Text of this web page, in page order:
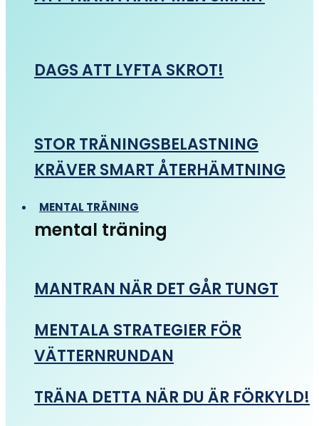
DAGS ATT LYFTA SKROT!
STOR TRÄNINGSBELASTNING
KRÄVER SMART ÅTERHÄMTNING
MENTAL TRÄNING
mental träning
MANTRAN NÄR DET GÅR TUNGT
MENTALA STRATEGIER FÖR
VÄTTERNRUNDAN
TRÄNA DETTA NÄR DU ÄR FÖRKYLD!